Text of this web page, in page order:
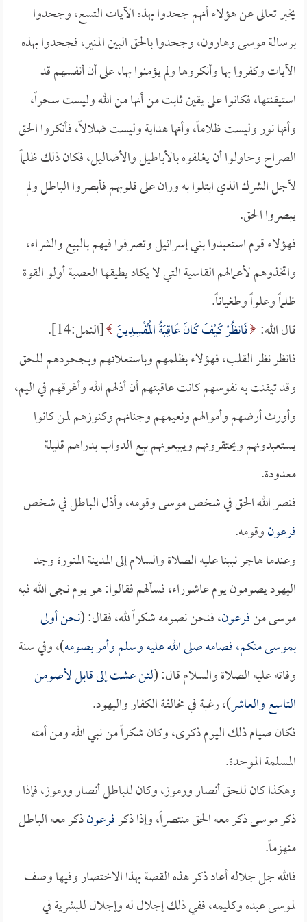
يخبر تعالى عن هؤلاء أنهم جحدوا بهذه الآيات التسع، وجحدوا
برسالة موسى وهارون، وجحدوا بالحق البين المنير، فجحدوا بهذه
الآيات وكفروا بها وأنكروها ولم يؤمنوا بها، على أن أنفسهم قد
استيقنتها، فكانوا على يقين ثابت من أنها من الله وليست سحراً،
وأنها نور وليست ظلاماً، وأنها هداية وليست ضلالاً، فأنكروا الحق
الصراح وحاولوا أن يغلفوه بالأباطيل والأضاليل، فكان ذلك ظلماً
لأجل الشرك الذي ابتلوا به وران على قلوبهم فأبصروا الباطل ولم
يبصروا الحق.
فهؤلاء قوم استعبدوا بني إسرائيل وتصرفوا فيهم بالبيع والشراء،
واتخذوهم لأعمالهم القاسية التي لا يكاد يطيقها العصبة أولو القوة
ظلماً وعلواً وطغياناً.
قال الله: فَانظُرْ كَيْفَ كَانَ عَاقِبَةُ الْمُفْسِدِينَ [النمل:14].
فانظر نظر القلب، فهؤلاء بظلمهم وباستعلائهم وبجحودهم للحق
وقد تيقنت به نفوسهم كانت عاقبتهم أن أذلهم الله وأغرقهم في اليم،
وأورث أرضهم وأموالهم ونعيمهم وجنانهم وكنوزهم لمن كانوا
يستعبدونهم ويحتقرونهم ويبيعونهم بيع الدواب بدراهم قليلة
معدودة.
فنصر الله الحق في شخص موسى وقومه، وأذل الباطل في شخص
فرعونوقومه.
وعندما هاجر نبينا عليه الصلاة والسلام إلى المدينة المنورة وجد
اليهود يصومون يوم عاشوراء، فسألهم فقالوا: هو يوم نجى الله فيه
موسى منفرعون، فنحن نصومه شكراً لله، فقال: (نحن أولى
بموسى منكم، فصامه صلى الله عليه وسلم وأمر بصومه)، وفي سنة
وفاته عليه الصلاة والسلام قال: (لئن عشت إلى قابل لأصومن
التاسع والعاشر)، رغبة في مخالفة الكفار واليهود.
فكان صيام ذلك اليوم ذكرى، وكان شكراً من نبي الله ومن أمته
المسلمة الموحدة.
وهكذا كان للحق أنصار ورموز، وكان للباطل أنصار ورموز، فإذا
ذكر موسى ذكر معه الحق منتصراً، وإذا ذكرفرعونذكر معه الباطل
منهزماً.
فالله جل جلاله أعاد ذكر هذه القصة بهذا الاختصار وفيها وصف
لموسى عبده وكليمه، ففي ذلك إجلال له وإجلال للبشرية في